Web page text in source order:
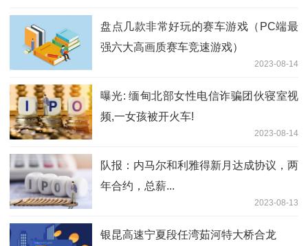
盘点几款非常好玩的赛车游戏（PC端最
强六大高画质赛车竞速游戏）
2023-08-14
曝光: 缅甸北部女性电信诈骗团伙寝室视
频,一女孩被开火车!
2023-08-14
队报：内马尔和利雅得新月达成协议，两
年合约，总薪...
2023-08-13
银昆高速宁夏段任湾茹河特大桥合龙